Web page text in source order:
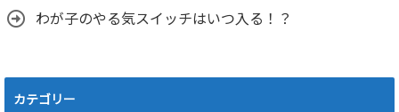
わが子のやる気スイッチはいつ入る！？
カテゴリー